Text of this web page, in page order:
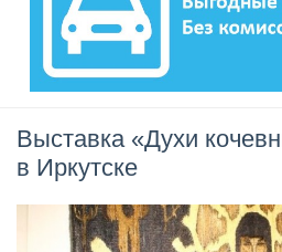
Выставка «Духи
в Иркутске